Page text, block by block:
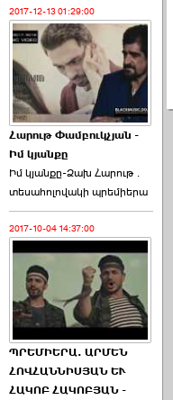
2017-12-13 01:29:00
Հարութ Փամբուկչյան -
Իմ կյանքը
Իմ կյանքը-Ձախ Հարnւթ․
տեuաhnլnվակի պրեմիերա
2017-10-04 14:37:00
ՊՐԵՄԻԵՐԱ. ԱՐՄԵՆ
ՀՈՎՀԱՆՆԻՍՅԱՆ ԵՒ
ՀԱԿՈԲ ՀԱԿՈԲՅԱՆ -